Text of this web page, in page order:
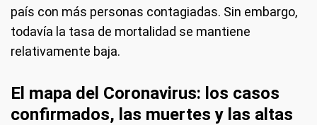
país con más personas contagiadas. Sin embargo,
todavía la tasa de mortalidad se mantiene
relativamente baja.
El mapa del Coronavirus: los casos
confirmados, las muertes y las altas